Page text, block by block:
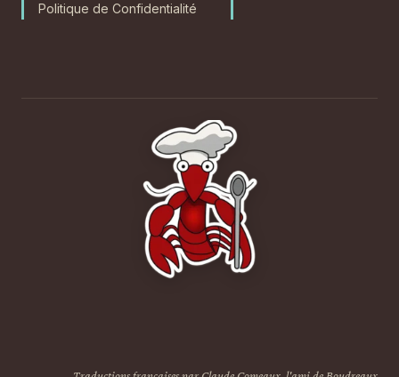
Politique de Confidentialité